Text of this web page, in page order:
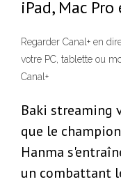
iPad, Mac
Regarder Canal+ en
votre PC, tablette ou
Canal+
Baki streaming
que le
Hanma
un combattant